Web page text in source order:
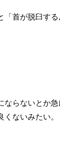
首が脱臼す
らないとか
ないみたい。